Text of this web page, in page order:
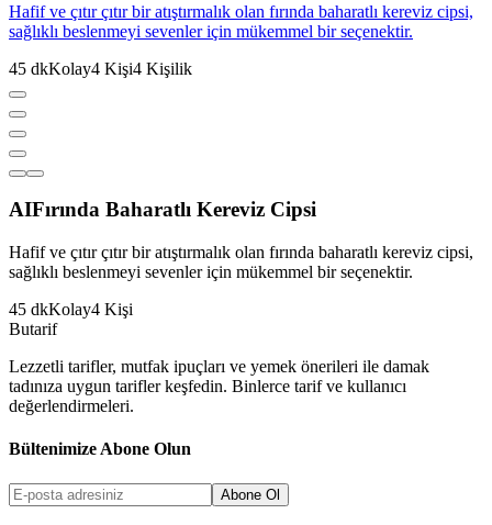
Hafif ve çıtır çıtır bir atıştırmalık olan fırında baharatlı kereviz cipsi,
sağlıklı beslenmeyi sevenler için mükemmel bir seçenektir.
45 dkKolay4 Kişi4 Kişilik
AIFırında Baharatlı Kereviz Cipsi
Hafif ve çıtır çıtır bir atıştırmalık olan fırında baharatlı kereviz cipsi,
sağlıklı beslenmeyi sevenler için mükemmel bir seçenektir.
45 dkKolay4 Kişi
Butarif
Lezzetli tarifler, mutfak ipuçları ve yemek önerileri ile damak
tadınıza uygun tarifler keşfedin. Binlerce tarif ve kullanıcı
değerlendirmeleri.
Bültenimize Abone Olun
Abone Ol